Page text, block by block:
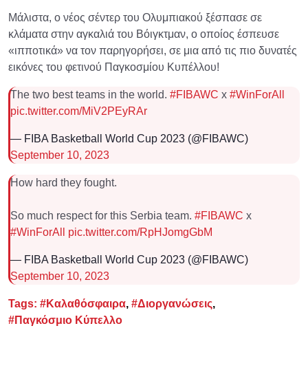
Μάλιστα, ο νέος σέντερ του Ολυμπιακού ξέσπασε σε
κλάματα στην αγκαλιά του Βόιγκτμαν, ο οποίος έσπευσε
«ιπποτικά» να τον παρηγορήσει, σε μια από τις πιο δυνατές
εικόνες του φετινού Παγκοσμίου Κυπέλλου!
The two best teams in the world. #FIBAWC x #WinForAll
pic.twitter.com/MiV2PEyRAr
— FIBA Basketball World Cup 2023 (@FIBAWC)
September 10, 2023
How hard they fought.
So much respect for this Serbia team. #FIBAWC x
#WinForAll
pic.twitter.com/RpHJomgGbM
— FIBA Basketball World Cup 2023 (@FIBAWC)
September 10, 2023
Tags: #Καλαθόσφαιρα, #Διοργανώσεις,
#Παγκόσμιο Κύπελλο